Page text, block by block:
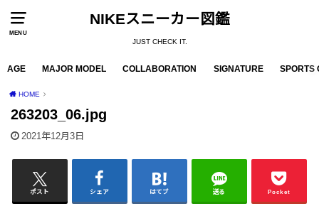
MENU
NIKEスニーカー図鑑
JUST CHECK IT.
AGE MAJOR MODEL COLLABORATION SIGNATURE SPORTS
HOME
263203_06.jpg
2021年12月3日
ポスト シェア はてブ 送る Pocket